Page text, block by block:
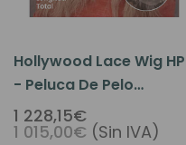
Hollywood Lace Wig HP
- Peluca De Pelo
Completo De Encaje
Francés Premium Hair
1 228,15€
1 015,00€ (Sin IVA)